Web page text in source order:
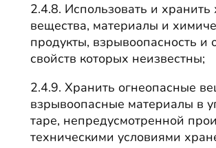
2.4.8. Использовать и хранить
вещества, материалы и
продукты, взрывоопасность и
свойств которых неизвестны;
2.4.9. Хранить огнеопасные
взрывоопасные материалы в
таре, непредусмотренной
техническими условиями